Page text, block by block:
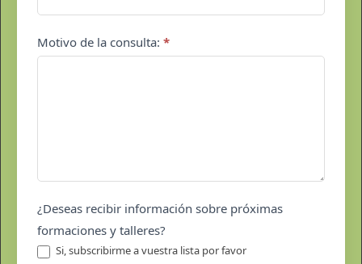
Motivo de la consulta: *
¿Deseas recibir información sobre próximas
formaciones y talleres?
Si, subscribirme a vuestra lista por favor